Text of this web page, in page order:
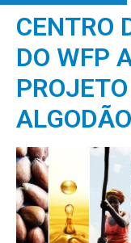
CENTRO
DO WFP